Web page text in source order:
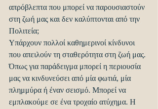
απρόβλεπτα που μπορεί να παρουσιαστούν
στη ζωή μας και δεν καλύπτονται από την
Πολιτεία;
Υπάρχουν πολλοί καθημερινοί κίνδυνοι
που απειλούν τη σταθερότητα στη ζωή μας.
Όπως για παράδειγμα μπορεί η περιουσία
μας να κινδυνεύσει από μία φωτιά, μία
πλημμύρα ή έναν σεισμό. Μπορεί να
εμπλακούμε σε ένα τροχαίο ατύχημα. Η